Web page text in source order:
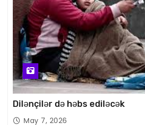
Dilənçilər də həbs ediləcək
May 7, 2026